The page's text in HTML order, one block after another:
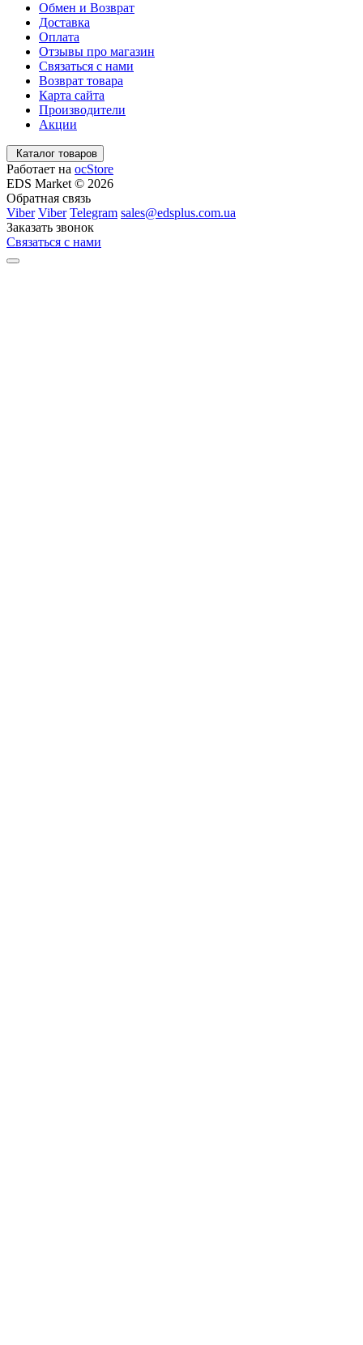
Обмен и Возврат
Доставка
Оплата
Отзывы про магазин
Связаться с нами
Возврат товара
Карта сайта
Производители
Акции
Каталог товаров
Работает на ocStore
EDS Market © 2026
Обратная связь
Viber Viber Telegram sales@edsplus.com.ua
Заказать звонок
Связаться с нами